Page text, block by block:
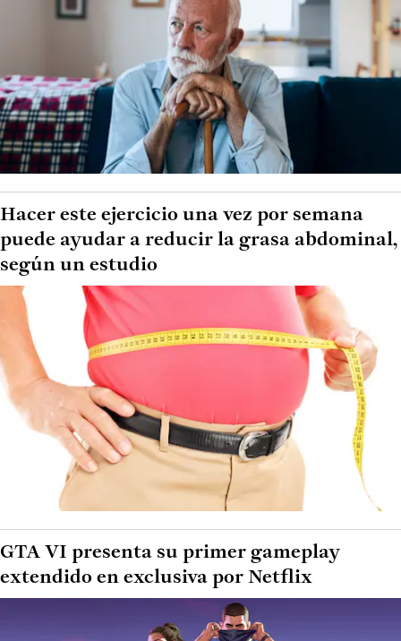
Hacer este ejercicio una vez por semana
puede ayudar a reducir la grasa abdominal,
según un estudio
GTA VI presenta su primer gameplay
extendido en exclusiva por Netflix